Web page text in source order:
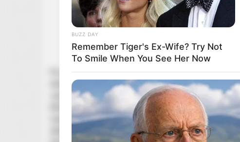
Po pełnym wyzwań roku grupa przyjaciół
dzieckiem u boku. Serial „Cztery pory roku” powraca,
Jack (Will Forte), Anne (Kerri Kenney-Silver), Danny
(Erika Henningsen). Tym razem zamiast swojskiego
wybierają zachwycające krajobrazy Włoch. W ciepłej,
słabości grupy, która wciąż opłakuje zmarłego
BUZZ DAY
Remember Tiger's Ex-Wife? Try Not
To Smile When You See Her Now
BUZZ DAY
Remember Albert? You Better Sit